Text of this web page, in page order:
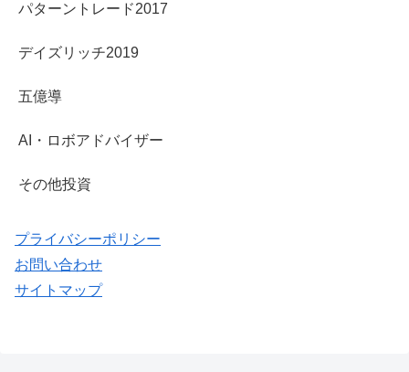
パターントレード2017
デイズリッチ2019
五億導
AI・ロボアドバイザー
その他投資
プライバシーポリシー
お問い合わせ
サイトマップ